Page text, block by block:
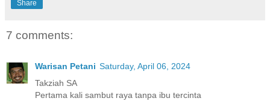
Share
7 comments:
Warisan Petani Saturday, April 06, 2024
Takziah SA
Pertama kali sambut raya tanpa ibu tercinta